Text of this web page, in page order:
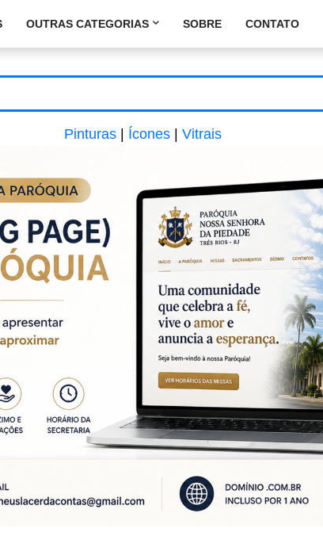
OUTRAS CATEGORIAS SOBRE CONTATO
Pinturas Ícones Vitrais